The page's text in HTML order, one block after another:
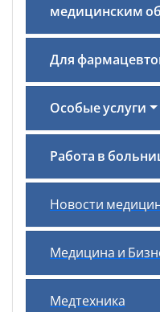
медицинским
Для
Особые услуги
Работа в
Новости
Медицина и
Медтехника